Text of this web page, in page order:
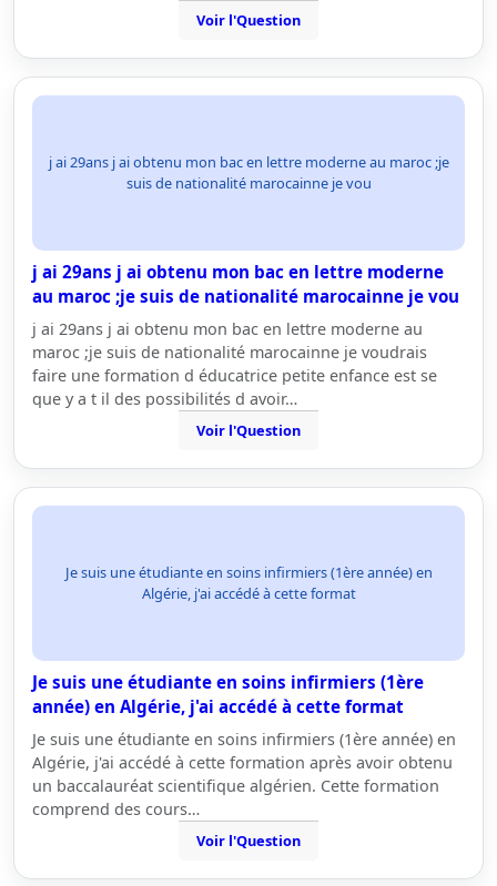
Voir l'Question
j ai 29ans j ai obtenu mon bac en lettre moderne au maroc ;je
suis de nationalité marocainne je vou
j ai 29ans j ai obtenu mon bac en lettre moderne
au maroc ;je suis de nationalité marocainne je vou
j ai 29ans j ai obtenu mon bac en lettre moderne au
maroc ;je suis de nationalité marocainne je voudrais
faire une formation d éducatrice petite enfance est se
que y a t il des possibilités d avoir…
Voir l'Question
Je suis une étudiante en soins infirmiers (1ère année) en
Algérie, j'ai accédé à cette format
Je suis une étudiante en soins infirmiers (1ère
année) en Algérie, j'ai accédé à cette format
Je suis une étudiante en soins infirmiers (1ère année) en
Algérie, j'ai accédé à cette formation après avoir obtenu
un baccalauréat scientifique algérien. Cette formation
comprend des cours…
Voir l'Question